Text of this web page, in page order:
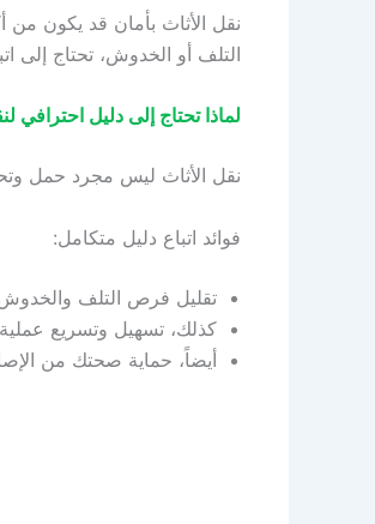
نقل الأثاث بأمان قد يكون من
التلف أو الخدوش، تحتاج إلى
لماذا تحتاج إلى دليل احترافي
نقل الأثاث ليس مجرد حمل
فوائد اتباع دليل متكامل:
تقليل فرص التلف
كذلك، تسهيل وتسريع
أيضاً، حماية صحتك من